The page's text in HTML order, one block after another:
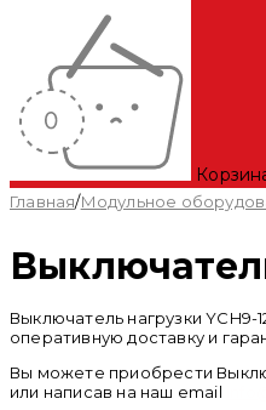
Главная/Модульное
Выключатель нагрузки
оперативную доставку и
Вы можете приобрести
или написав на наш email